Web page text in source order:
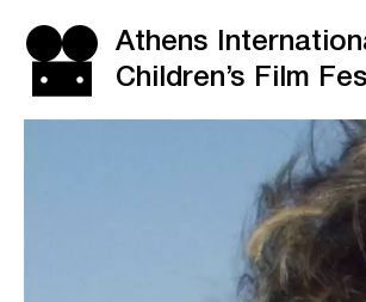
Athens
Children’s Film